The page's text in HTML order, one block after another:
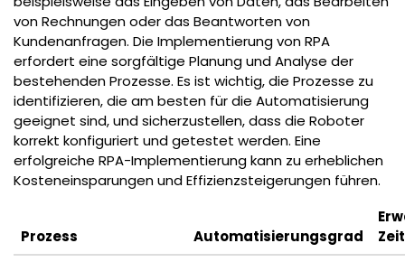
von Rechnungen oder das Beantworten von
Kundenanfragen. Die Implementierung von RPA
erfordert eine sorgfältige Planung und Analyse der
bestehenden Prozesse. Es ist wichtig, die Prozesse zu
identifizieren, die am besten für die Automatisierung
geeignet sind, und sicherzustellen, dass die Roboter
korrekt konfiguriert und getestet werden. Eine
erfolgreiche RPA-Implementierung kann zu erheblichen
Kosteneinsparungen und Effizienzsteigerungen führen.
Prozess Automatisierungsgrad